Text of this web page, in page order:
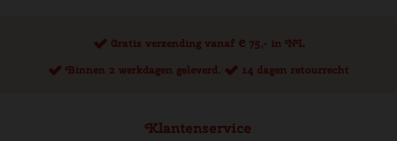
Gratis verzending vanaf € 75,- in NL
Binnen 2 werkdagen geleverd.
14 dagen retourrecht
Klantenservice